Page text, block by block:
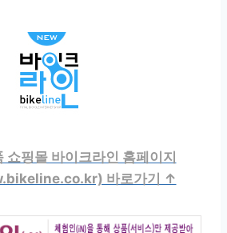
쇼핑몰 바이크라인 홈페이지
바로가기 ↑